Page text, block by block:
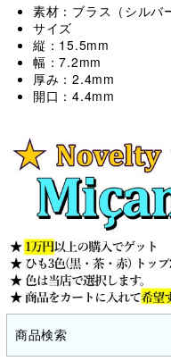
素材：ブラス（シルバ
サイズ
縦：15.5mm
幅：7.2mm
厚み：2.4mm
開口：4.4mm